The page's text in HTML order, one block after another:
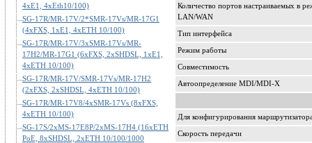
4xE1, 4xEth10/100)
SG-17R/MR-17V/2*SMR-17Vs/MR-17G1
(4xFXS, 1xE1, 4xETH 10/100)
SG-17R/MR-17V/3xSMR-17Vs/MR-
17H2/MR-17G1 (6xFXS, 2xSHDSL, 1xE1,
4xETH 10/100)
SG-17R/MR-17V/SMR-17Vs/MR-17H2
(2xFXS, 2xSHDSL, 4xETH 10/100)
SG-17R/MR-17V8/4xSMR-17Vs (8xFXS,
4xETH 10/100)
SG-17S/2xMS-17E8P/2xMS-17H4 (16xETH
PoE, 8xSHDSL, 2xETH 10/100/1000
Количество портов настраиваемых в
LAN/WAN
Тип интерфейса
Режим работы
Совместимость
Автоопределение MDI/MDI-X
Для конфигурирования
Скорость передачи